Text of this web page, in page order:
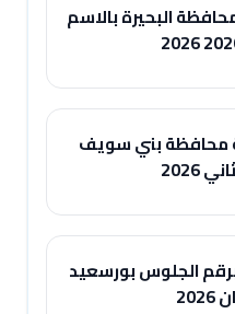
البحيرة بالاسم
محافظة بني سويف
الجلوس بورسعيد